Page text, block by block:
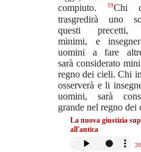
compiuto.
19Chi
trasgredirà uno
questi precetti,
minimi, e
uomini a fare
sarà considerato
regno dei cieli. Chi
osserverà e li
uomini, sarà
grande nel regno dei
La nuova giustizia
all'antica
20